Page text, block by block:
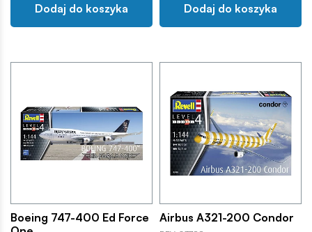
Dodaj do koszyka Dodaj do koszyka
Boeing 747-400 Ed Force
Airbus A321-200 Condor